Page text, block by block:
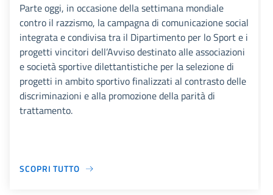
Parte oggi, in occasione della settimana mondiale
contro il razzismo, la campagna di comunicazione social
integrata e condivisa tra il Dipartimento per lo Sport e i
progetti vincitori dell’Avviso destinato alle associazioni
e società sportive dilettantistiche per la selezione di
progetti in ambito sportivo finalizzati al contrasto delle
discriminazioni e alla promozione della parità di
trattamento.
SCOPRI TUTTO